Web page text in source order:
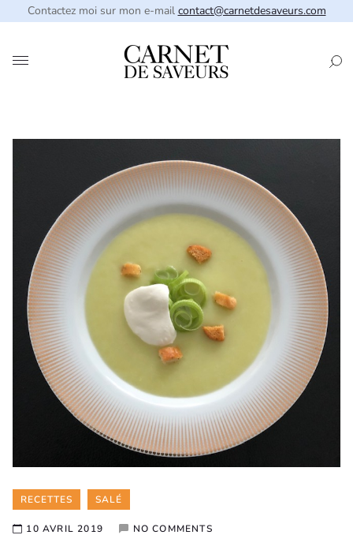
Contactez moi sur mon e-mail contact@carnetdesaveurs.com
Categories
RECETTES SALÉ
10 AVRIL 2019 NO COMMENTS